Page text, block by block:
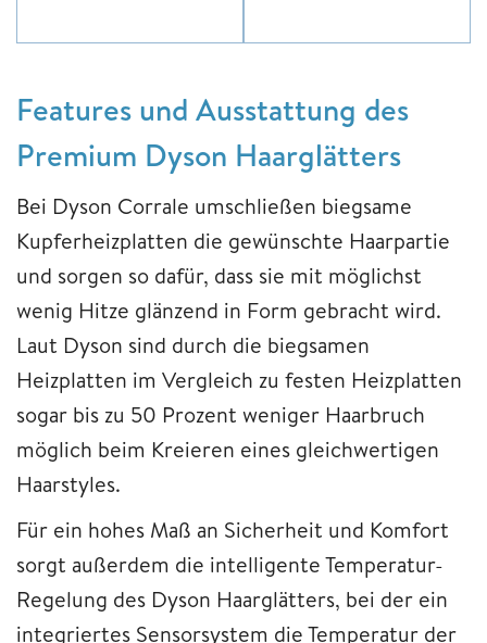
Features und Ausstattung des
Premium Dyson Haarglätters
Bei Dyson Corrale umschließen biegsame
Kupferheizplatten die gewünschte Haarpartie
und sorgen so dafür, dass sie mit möglichst
wenig Hitze glänzend in Form gebracht wird.
Laut Dyson sind durch die biegsamen
Heizplatten im Vergleich zu festen Heizplatten
sogar bis zu 50 Prozent weniger Haarbruch
möglich beim Kreieren eines gleichwertigen
Haarstyles.
Für ein hohes Maß an Sicherheit und Komfort
sorgt außerdem die intelligente Temperatur-
Regelung des Dyson Haarglätters, bei der ein
integriertes Sensorsystem die Temperatur der